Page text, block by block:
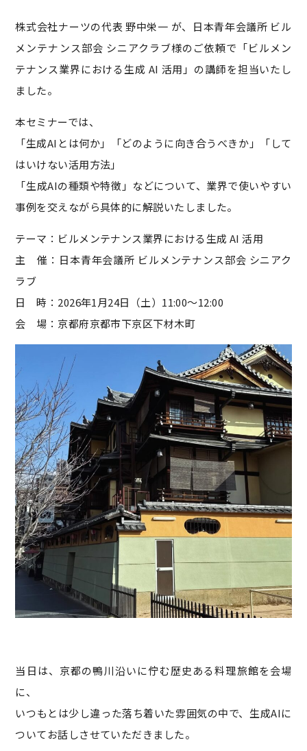
株式会社ナーツの代表 野中栄一 が、日本青年会議所 ビル
メンテナンス部会 シニアクラブ様のご依頼で「ビルメン
テナンス業界における生成 AI 活用」の講師を担当いたし
ました。
本セミナーでは、
「生成AIとは何か」「どのように向き合うべきか」「して
はいけない活用方法」
「生成AIの種類や特徴」などについて、業界で使いやすい
事例を交えながら具体的に解説いたしました。
テーマ：ビルメンテナンス業界における生成 AI 活用
主 催：日本青年会議所 ビルメンテナンス部会 シニアク
ラブ
日 時：2026年1月24日（土）11:00～12:00
会 場：京都府京都市下京区下材木町
当日は、京都の鴨川沿いに佇む歴史ある料理旅館を会場
に、
いつもとは少し違った落ち着いた雰囲気の中で、生成AIに
ついてお話しさせていただきました。